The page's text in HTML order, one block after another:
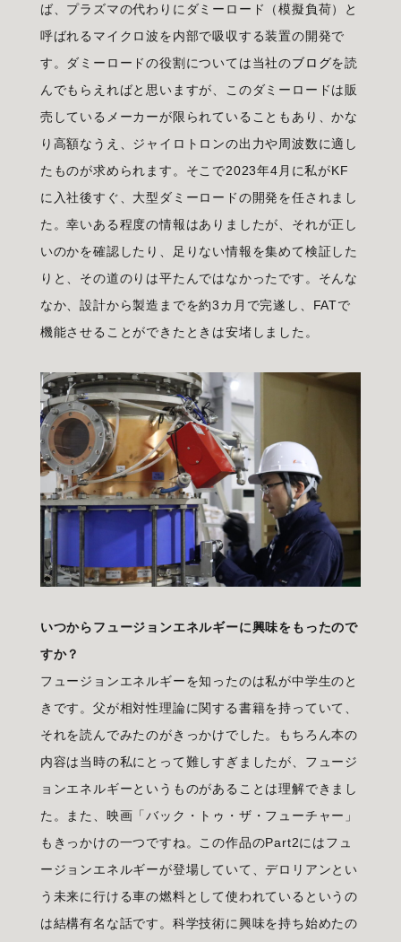
ば、プラズマの代わりにダミーロード（模擬負荷）と
呼ばれるマイクロ波を内部で吸収する装置の開発で
す。ダミーロードの役割については当社のブログを読
んでもらえればと思いますが、このダミーロードは販
売しているメーカーが限られていることもあり、かな
り高額なうえ、ジャイロトロンの出力や周波数に適し
たものが求められます。そこで2023年4月に私がKF
に入社後すぐ、大型ダミーロードの開発を任されまし
た。幸いある程度の情報はありましたが、それが正し
いのかを確認したり、足りない情報を集めて検証した
りと、その道のりは平たんではなかったです。そんな
なか、設計から製造までを約3カ月で完遂し、FATで
機能させることができたときは安堵しました。
いつからフュージョンエネルギーに興味をもったので
すか？
フュージョンエネルギーを知ったのは私が中学生のと
きです。父が相対性理論に関する書籍を持っていて、
それを読んでみたのがきっかけでした。もちろん本の
内容は当時の私にとって難しすぎましたが、フュージ
ョンエネルギーというものがあることは理解できまし
た。また、映画「バック・トゥ・ザ・フューチャー」
もきっかけの一つですね。この作品のPart2にはフュ
ージョンエネルギーが登場していて、デロリアンとい
う未来に行ける車の燃料として使われているというの
は結構有名な話です。科学技術に興味を持ち始めたの